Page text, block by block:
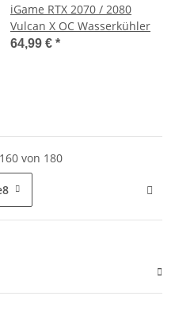
iGame RTX 2070 / 2080
Vulcan X OC Wasserkühler
64,99 € *
von 180
8